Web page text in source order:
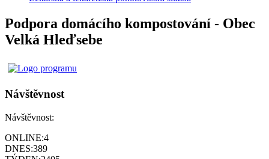
Podpora domácího kompostování - Obec
Velká Hleďsebe
Návštěvnost
Návštěvnost:
ONLINE:4
DNES:389